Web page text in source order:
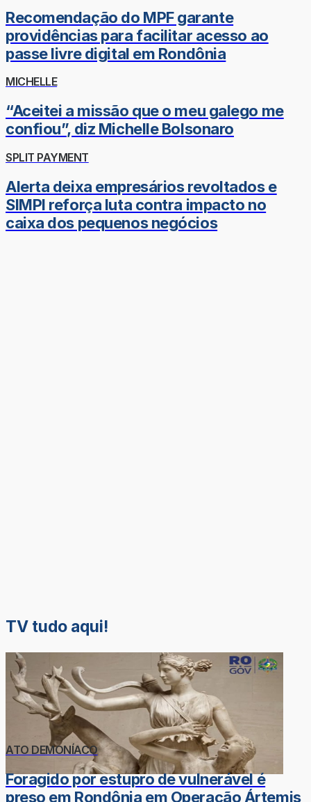
Recomendação do MPF garante
providências para facilitar acesso ao
passe livre digital em Rondônia
MICHELLE
“Aceitei a missão que o meu galego me
confiou”, diz Michelle Bolsonaro
SPLIT PAYMENT
Alerta deixa empresários revoltados e
SIMPI reforça luta contra impacto no
caixa dos pequenos negócios
TV tudo aqui!
ATO DEMONÍACO
Foragido por estupro de vulnerável é
preso em Rondônia em Operação Ártemis